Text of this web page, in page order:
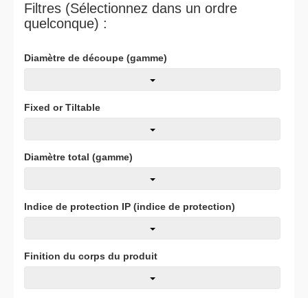
Filtres (Sélectionnez dans un ordre
quelconque) :
Diamètre de découpe (gamme)
Fixed or Tiltable
Diamètre total (gamme)
Indice de protection IP (indice de protection)
Finition du corps du produit